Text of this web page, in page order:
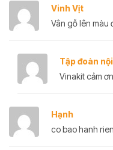
Vinh Vịt
Vân gỗ lên màu
Tập đoàn
Vinakit cảm
Hạnh
co bao hanh